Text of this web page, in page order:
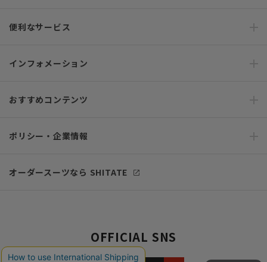
便利なサービス
インフォメーション
おすすめコンテンツ
ポリシー・企業情報
オーダースーツなら SHITATE
OFFICIAL SNS